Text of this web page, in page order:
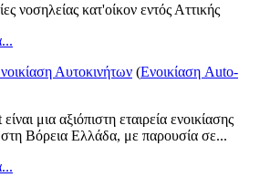
νοσηλείας κατ'οίκον εντός Αττικής
Αυτοκινήτων (Ενοικίαση Auto-
μια αξιόπιστη εταιρεία ενοικίασης
στη Βόρεια Ελλάδα, με παρουσία σε...